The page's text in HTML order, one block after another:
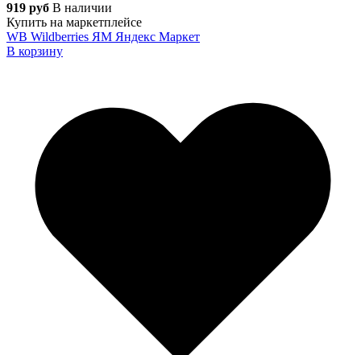
919 руб В наличии
Купить на маркетплейсе
WB Wildberries ЯМ Яндекс Маркет
В корзину